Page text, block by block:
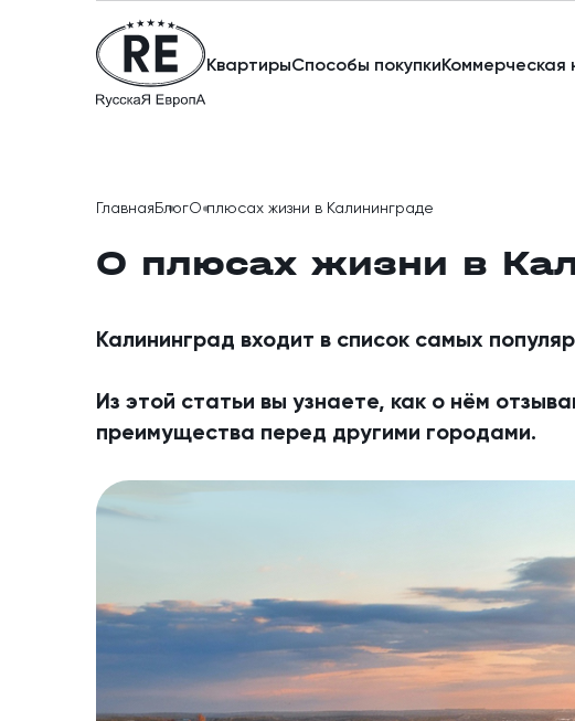
КвартирыСпособы покупкиКоммерческая
Главная БлогО плюсах жизни в Калининграде
О плюсах жизни в
Калининград входит в список самых
Из этой статьи вы узнаете, как о нём
преимущества перед другими городами.